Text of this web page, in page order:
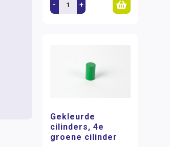
- +
Gekleurde
cilinders, 4e
groene cilinder